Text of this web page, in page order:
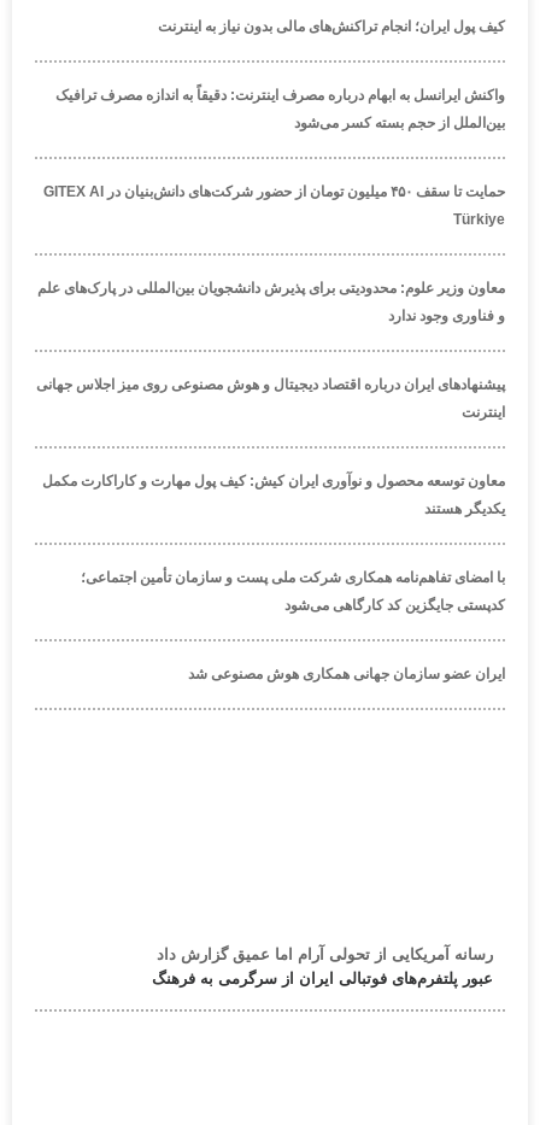
کیف پول ایران؛ انجام تراکنش‌های مالی بدون نیاز به اینترنت
واکنش ایرانسل به ابهام درباره مصرف اینترنت: دقیقاً به اندازه مصرف ترافیک
بین‌الملل از حجم بسته کسر می‌شود
حمایت تا سقف ۴۵۰ میلیون تومان از حضور شرکت‌های دانش‌بنیان در GITEX AI
Türkiye
معاون وزیر علوم: محدودیتی برای پذیرش دانشجویان بین‌المللی در پارک‌های علم
و فناوری وجود ندارد
پیشنهادهای ایران درباره اقتصاد دیجیتال و هوش مصنوعی روی میز اجلاس جهانی
اینترنت
معاون توسعه محصول و نوآوری ایران کیش: کیف پول مهارت و کاراکارت مکمل
یکدیگر هستند
با امضای تفاهم‌نامه همکاری شرکت ملی پست و سازمان تأمین اجتماعی؛
کدپستی جایگزین کد کارگاهی می‌شود
ایران عضو سازمان جهانی همکاری هوش مصنوعی شد
رسانه آمریکایی از تحولی آرام اما عمیق گزارش داد
عبور پلتفرم‌های فوتبالی ایران از سرگرمی به فرهنگ